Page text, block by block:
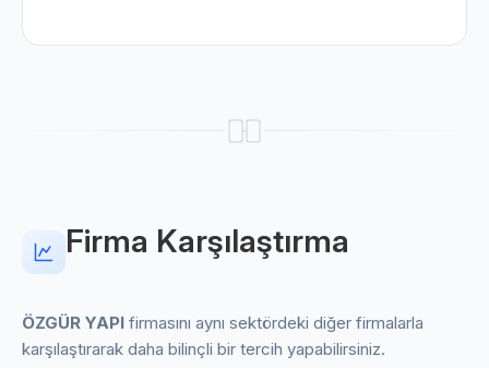
Firma Karşılaştırma
ÖZGÜR YAPI firmasını aynı sektördeki diğer firmalarla
karşılaştırarak daha bilinçli bir tercih yapabilirsiniz.